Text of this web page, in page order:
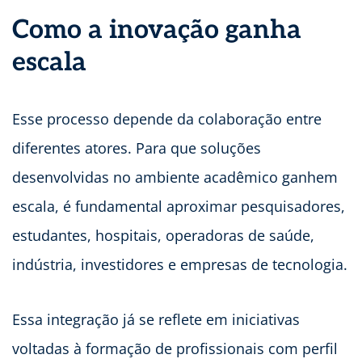
Como a inovação ganha
escala
Esse processo depende da colaboração entre
diferentes atores. Para que soluções
desenvolvidas no ambiente acadêmico ganhem
escala, é fundamental aproximar pesquisadores,
estudantes, hospitais, operadoras de saúde,
indústria, investidores e empresas de tecnologia.
Essa integração já se reflete em iniciativas
voltadas à formação de profissionais com perfil